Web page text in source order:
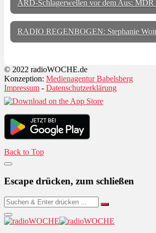
ARD-Schlagerwellen vor dem Aus: MDR
RADIO REGENBOGEN: Stephanie
© 2022 radioWOCHE.de
Konzeption: Medienagentur Babelsberg
Impressum - Datenschutzerklärung
Back to Top
Escape drücken, zum schließen